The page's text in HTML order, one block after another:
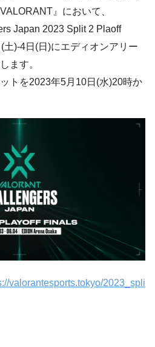
』において、
Japan 2023 Split 2 Plaoff
)-4日(日)にエディオンアリー
ます。
トを2023年5月10日(水)20時か
valorantesports.tokyo/2023_spli